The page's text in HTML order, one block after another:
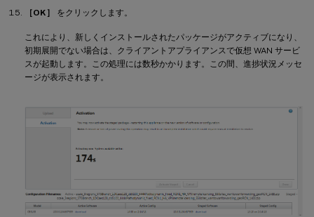
［OK］ をクリックします。
これにより、新しくインストールされたパッケージがアクティブになり、
初期展開でない場合は、クライアントアプライアンスで仮想 WAN サービ
スが起動します。この処理には数秒かかります。この間、進捗状況メッセ
ージが表示されます。